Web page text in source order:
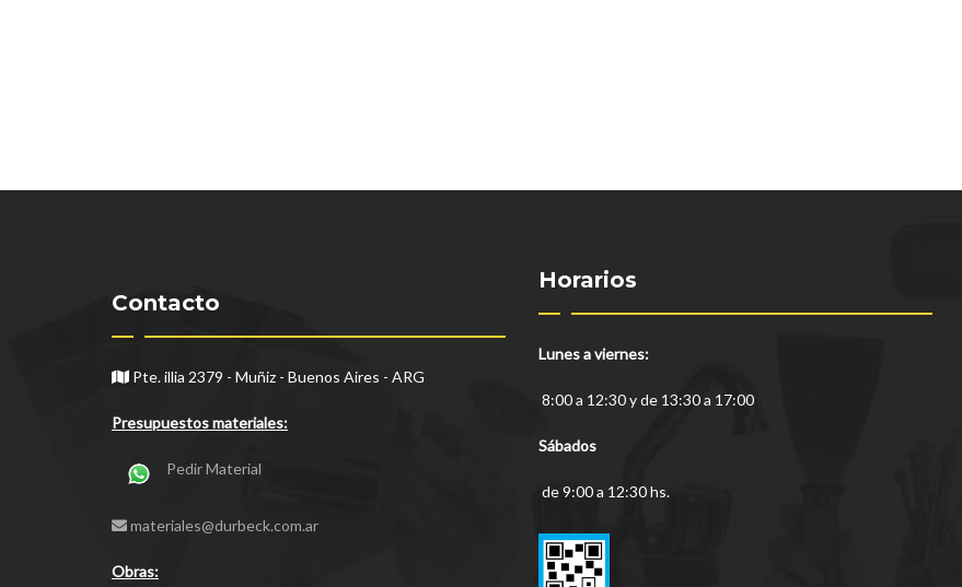
Contacto
Pte. illia 2379 - Muñiz - Buenos Aires - ARG
Presupuestos materiales:
Pedir Material
materiales@durbeck.com.ar
Obras:
Horarios
Lunes a viernes:
8:00 a 12:30 y de 13:30 a 17:00
Sábados
de 9:00 a 12:30 hs.